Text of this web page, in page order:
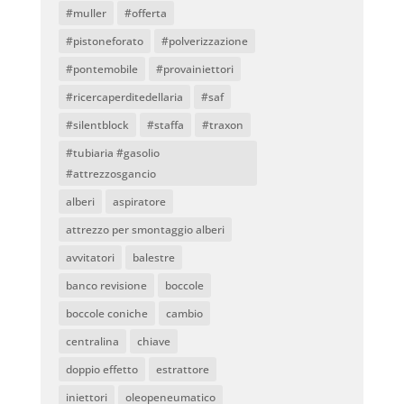
#muller
#offerta
#pistoneforato
#polverizzazione
#pontemobile
#provainiettori
#ricercaperditedellaria
#saf
#silentblock
#staffa
#traxon
#tubiaria #gasolio
#attrezzosgancio
alberi
aspiratore
attrezzo per smontaggio alberi
avvitatori
balestre
banco revisione
boccole
boccole coniche
cambio
centralina
chiave
doppio effetto
estrattore
iniettori
oleopeneumatico